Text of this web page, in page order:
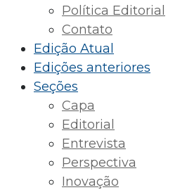
Política Editorial
Contato
Edição Atual
Edições anteriores
Seções
Capa
Editorial
Entrevista
Perspectiva
Inovação